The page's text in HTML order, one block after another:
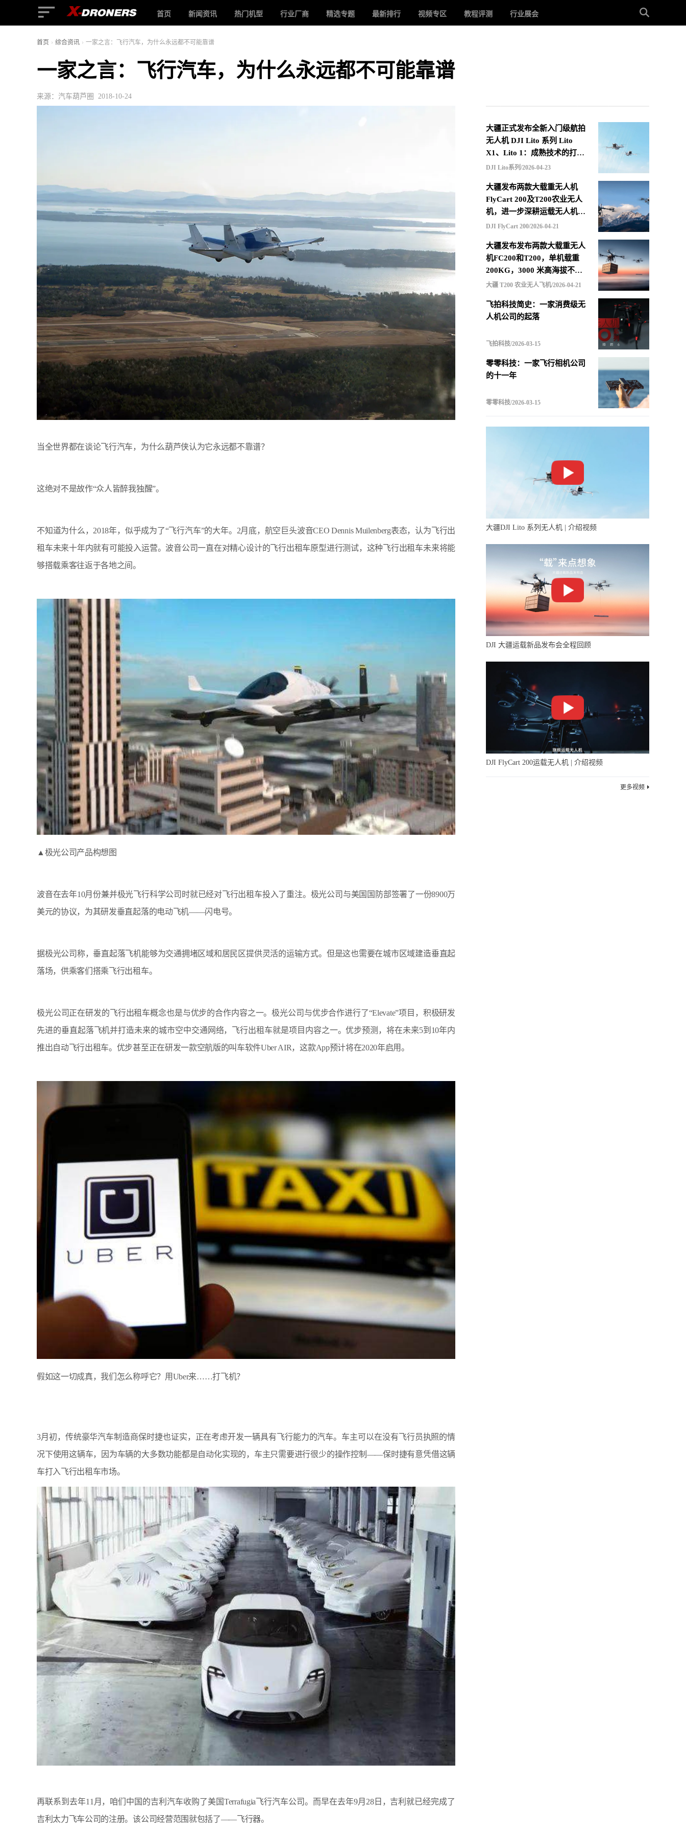
首页 新闻资讯 热门机型 行业厂商 精选专题 最新排行 视频专区 教程评测 行业展会
首页 › 综合资讯 › 一家之言：飞行汽车，为什么永远都不可能靠谱
一家之言：飞行汽车，为什么永远都不可能靠谱
来源：汽车葫芦圈 2018-10-24
当全世界都在谈论飞行汽车，为什么葫芦侠认为它永远都不靠谱？
这绝对不是故作“众人皆醉我独醒”。
不知道为什么，2018年，似乎成为了“飞行汽车”的大年。2月底，航空巨头波音CEO Dennis Muilenberg表态，认为飞行出
租车未来十年内就有可能投入运营。波音公司一直在对精心设计的飞行出租车原型进行测试，这种飞行出租车未来将能
够搭载乘客往返于各地之间。
▲极光公司产品构想图
波音在去年10月份兼并极光飞行科学公司时就已经对飞行出租车投入了重注。极光公司与美国国防部签署了一份8900万
美元的协议，为其研发垂直起落的电动飞机——闪电号。
据极光公司称，垂直起落飞机能够为交通拥堵区域和居民区提供灵活的运输方式。但是这也需要在城市区域建造垂直起
落场，供乘客们搭乘飞行出租车。
极光公司正在研发的飞行出租车概念也是与优步的合作内容之一。极光公司与优步合作进行了“Elevate”项目，积极研发
先进的垂直起落飞机并打造未来的城市空中交通网络，飞行出租车就是项目内容之一。优步预测，将在未来5到10年内
推出自动飞行出租车。优步甚至正在研发一款空航版的叫车软件Uber AIR，这款App预计将在2020年启用。
假如这一切成真，我们怎么称呼它？用Uber来……打飞机？
3月初，传统豪华汽车制造商保时捷也证实，正在考虑开发一辆具有飞行能力的汽车。车主可以在没有飞行员执照的情
况下使用这辆车，因为车辆的大多数功能都是自动化实现的，车主只需要进行很少的操作控制——保时捷有意凭借这辆
车打入飞行出租车市场。
再联系到去年11月，咱们中国的吉利汽车收购了美国Terrafugia飞行汽车公司。而早在去年9月28日，吉利就已经完成了
吉利太力飞车公司的注册。该公司经营范围就包括了——飞行器。
大疆正式发布全新入门级航拍
无人机 DJI Lito 系列 Lito
X1、Lito 1：成熟技术的打包
重组，更低价格的选择
DJI Lito系列/2026-04-23
大疆发布两款大载重无人机
FlyCart 200及T200农业无人
机，进一步深耕运载无人机市
场
DJI FlyCart 200/2026-04-21
大疆发布发布两款大载重无人
机FC200和T200，单机载重
200KG，3000 米高海拔不减
载，支持四机联吊最多600KG
大疆 T200 农业无人飞机/2026-04-21
飞拍科技简史：一家消费级无
人机公司的起落
飞拍科技/2026-03-15
零零科技：一家飞行相机公司
的十一年
零零科技/2026-03-15
大疆DJI Lito 系列无人机 | 介绍视频
DJI 大疆运载新品发布会全程回顾
DJI FlyCart 200运载无人机 | 介绍视频
更多视频